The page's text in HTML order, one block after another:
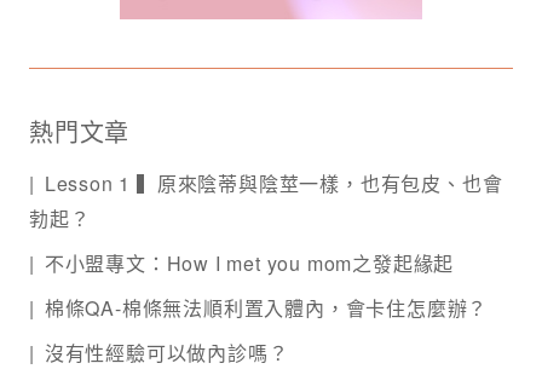
熱門文章
Lesson 1 ▍原來陰蒂與陰莖一樣，也有包皮、也會
勃起？
不小盟專文：How I met you mom之發起緣起
棉條QA-棉條無法順利置入體內，會卡住怎麼辦？
沒有性經驗可以做內診嗎？